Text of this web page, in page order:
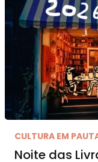
CULTURA EM
Noite das